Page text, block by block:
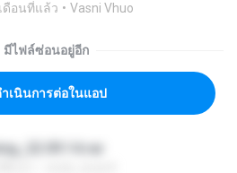
ดือนที่แล้ว Vasni Vhuo
มีไฟล์ซ่อนอยู่อีก
เนินการต่อในแอป